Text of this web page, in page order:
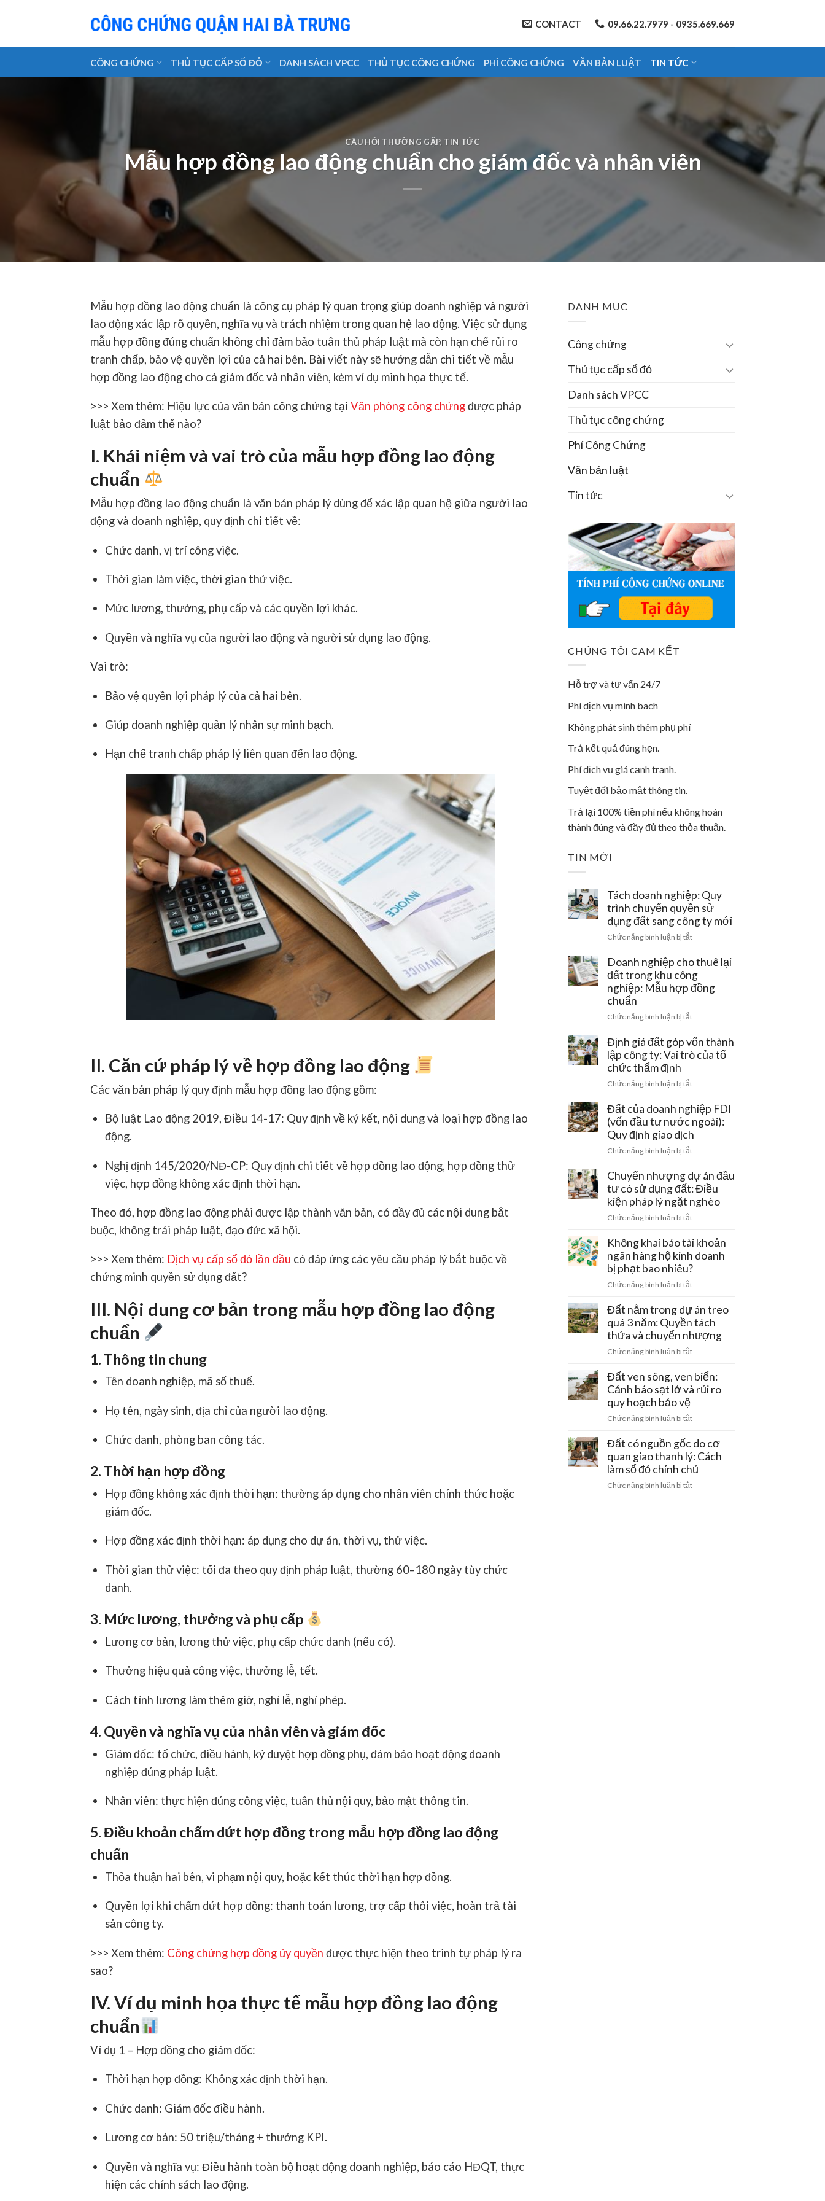
CONTACT 09.66.22.7979 - 0935.669.669
CÔNG CHỨNG THỦ TỤC CẤP SỔ ĐỎ DANH SÁCH VPCC THỦ TỤC CÔNG CHỨNG PHÍ CÔNG CHỨNG VĂN BẢN LUẬT TIN TỨC
CÂU HỎI THƯỜNG GẶP, TIN TỨC
Mẫu hợp đồng lao động chuẩn cho giám đốc và nhân viên
Mẫu hợp đồng lao động chuẩn là công cụ pháp lý quan trọng giúp doanh nghiệp và người
lao động xác lập rõ quyền, nghĩa vụ và trách nhiệm trong quan hệ lao động. Việc sử dụng
mẫu hợp đồng đúng chuẩn không chỉ đảm bảo tuân thủ pháp luật mà còn hạn chế rủi ro
tranh chấp, bảo vệ quyền lợi của cả hai bên. Bài viết này sẽ hướng dẫn chi tiết về mẫu
hợp đồng lao động cho cả giám đốc và nhân viên, kèm ví dụ minh họa thực tế.
>>> Xem thêm: Hiệu lực của văn bản công chứng tại Văn phòng công chứngđược pháp
luật bảo đảm thế nào?
I. Khái niệm và vai trò của mẫu hợp đồng lao động
chuẩn
Mẫu hợp đồng lao động chuẩn là văn bản pháp lý dùng để xác lập quan hệ giữa người lao
động và doanh nghiệp, quy định chi tiết về:
Chức danh, vị trí công việc.
Thời gian làm việc, thời gian thử việc.
Mức lương, thưởng, phụ cấp và các quyền lợi khác.
Quyền và nghĩa vụ của người lao động và người sử dụng lao động.
Vai trò:
Bảo vệ quyền lợi pháp lý của cả hai bên.
Giúp doanh nghiệp quản lý nhân sự minh bạch.
Hạn chế tranh chấp pháp lý liên quan đến lao động.
II. Căn cứ pháp lý về hợp đồng lao động
Các văn bản pháp lý quy định mẫu hợp đồng lao động gồm:
Bộ luật Lao động 2019, Điều 14-17: Quy định về ký kết, nội dung và loại hợp đồng lao
động.
Nghị định 145/2020/NĐ-CP: Quy định chi tiết về hợp đồng lao động, hợp đồng thử
việc, hợp đồng không xác định thời hạn.
Theo đó, hợp đồng lao động phải được lập thành văn bản, có đầy đủ các nội dung bắt
buộc, không trái pháp luật, đạo đức xã hội.
>>> Xem thêm: Dịch vụ cấp sổ đỏ lần đầu có đáp ứng các yêu cầu pháp lý bắt buộc về
chứng minh quyền sử dụng đất?
III. Nội dung cơ bản trong mẫu hợp đồng lao động
chuẩn
1. Thông tin chung
Tên doanh nghiệp, mã số thuế.
Họ tên, ngày sinh, địa chỉ của người lao động.
Chức danh, phòng ban công tác.
2. Thời hạn hợp đồng
Hợp đồng không xác định thời hạn: thường áp dụng cho nhân viên chính thức hoặc
giám đốc.
Hợp đồng xác định thời hạn: áp dụng cho dự án, thời vụ, thử việc.
Thời gian thử việc: tối đa theo quy định pháp luật, thường 60–180 ngày tùy chức
danh.
3. Mức lương, thưởng và phụ cấp
Lương cơ bản, lương thử việc, phụ cấp chức danh (nếu có).
Thưởng hiệu quả công việc, thưởng lễ, tết.
Cách tính lương làm thêm giờ, nghỉ lễ, nghỉ phép.
4. Quyền và nghĩa vụ của nhân viên và giám đốc
Giám đốc: tổ chức, điều hành, ký duyệt hợp đồng phụ, đảm bảo hoạt động doanh
nghiệp đúng pháp luật.
Nhân viên: thực hiện đúng công việc, tuân thủ nội quy, bảo mật thông tin.
5. Điều khoản chấm dứt hợp đồng trong mẫu hợp đồng lao động
chuẩn
Thỏa thuận hai bên, vi phạm nội quy, hoặc kết thúc thời hạn hợp đồng.
Quyền lợi khi chấm dứt hợp đồng: thanh toán lương, trợ cấp thôi việc, hoàn trả tài
sản công ty.
>>> Xem thêm: Công chứng hợp đồng ủy quyền được thực hiện theo trình tự pháp lý ra
sao?
IV. Ví dụ minh họa thực tế mẫu hợp đồng lao động
chuẩn
Ví dụ 1 – Hợp đồng cho giám đốc:
Thời hạn hợp đồng: Không xác định thời hạn.
Chức danh: Giám đốc điều hành.
Lương cơ bản: 50 triệu/tháng + thưởng KPI.
Quyền và nghĩa vụ: Điều hành toàn bộ hoạt động doanh nghiệp, báo cáo HĐQT, thực
hiện các chính sách lao động.
DANH MỤC
Công chứng
Thủ tục cấp sổ đỏ
Danh sách VPCC
Thủ tục công chứng
Phí Công Chứng
Văn bản luật
Tin tức
CHÚNG TÔI CAM KẾT
Hỗ trợ và tư vấn 24/7
Phí dịch vụ minh bach
Không phát sinh thêm phụ phí
Trả kết quả đúng hẹn.
Phí dịch vụ giá cạnh tranh.
Tuyệt đối bảo mật thông tin.
Trả lại 100% tiền phí nếu không hoàn
thành đúng và đầy đủ theo thỏa thuận.
TIN MỚI
Tách doanh nghiệp: Quy
trình chuyển quyền sử
dụng đất sang công ty mới
Chức năng bình luận bị tắtở
doanh
nghiệp:
Quy
trình
quyền
dụng
đất
ty
Doanh nghiệp cho thuê lại
đất trong khu công
nghiệp: Mẫu hợp đồng
chuẩn
Chức năng bình luận bị tắtở
nghiệp
cho
đất
khu
công
nghiệp:
hợp
chuẩn
Định giá đất góp vốn thành
lập công ty: Vai trò của tổ
chức thẩm định
Chức năng bình luận bị tắtở
giá
đất
góp
vốn
thành
công
ty:
Vai
của
chức
thẩm
định
Đất của doanh nghiệp FDI
(vốn đầu tư nước ngoài):
Quy định giao dịch
Chức năng bình luận bị tắtở
của
doanh
nghiệp
FDI
(vốn
tư
nước
ngoài):
định
dịch
Chuyển nhượng dự án đầu
tư có sử dụng đất: Điều
kiện pháp lý ngặt nghèo
Chức năng bình luận bị tắtở
nhượng
dự
án
tư
sử
dụng
đất:
kiện
lý
ngặt
Không khai báo tài khoản
ngân hàng hộ kinh doanh
bị phạt bao nhiêu?
Chức năng bình luận bị tắtở
khai
báo
khoản
ngân
hộ
kinh
phạt
nhiêu?
Đất nằm trong dự án treo
quá 3 năm: Quyền tách
thửa và chuyển nhượng
Chức năng bình luận bị tắtở
nằm
trong
treo
3
năm:
Quyền
thửa
Đất ven sông, ven biển:
Cảnh báo sạt lở và rủi ro
quy hoạch bảo vệ
Chức năng bình luận bị tắtở
ven
sông,
ven
biển:
Cảnh
Đất có nguồn gốc do cơ
quan giao thanh lý: Cách
làm sổ đỏ chính chủ
Chức năng bình luận bị tắtở